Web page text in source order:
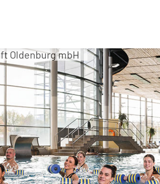
Oldenburg mbH